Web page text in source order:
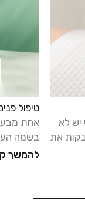
יש לא
את
טיפול
אחת
בשמה
בגיל
להמשך